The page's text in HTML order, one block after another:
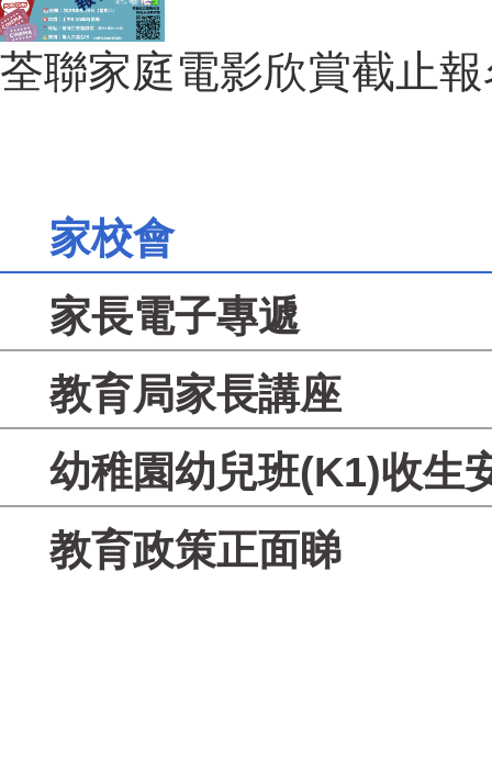
荃聯家庭電影欣賞截止
家校會
家長電子專遞
教育局家長講座
幼稚園幼兒班(K1)收生
教育政策正面睇